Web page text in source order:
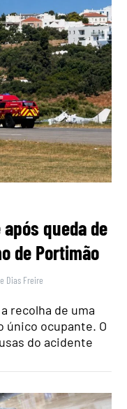
queda de
de Portimão
Dias Freire
recolha de uma
único ocupante. O
do acidente